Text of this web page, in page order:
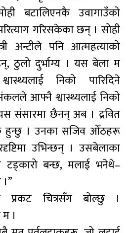
बटालिएनकै उवागाउँको
गरिसकेका छन् । सोही
अन्टीले पनि आत्महत्याको
ठुलो दुर्भाग्य । यस बेला म
निको पारिदिने
आफ्नै श्वास्थ्यलाई निको
संसारमा छैनन् अब । द्रवित
हुन्छु । उनका सजिव ओँठहरू
उभिन्छन् । उसबेलाका
टड्कारो बन्छ, मलाई भनेथे–
प्रकट चित्रसँग बोल्छु ।
।